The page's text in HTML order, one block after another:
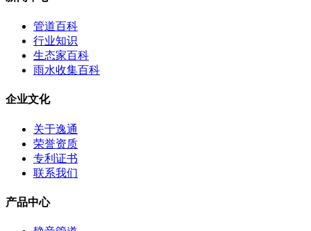
管道百科
行业知识
生态家百科
雨水收集百科
企业文化
关于逸通
荣誉资质
专利证书
联系我们
产品中心